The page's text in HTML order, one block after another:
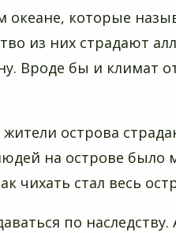
океане, которые
из них страдают
Вроде бы и климат
острова
на острове
чихать стал весь
по